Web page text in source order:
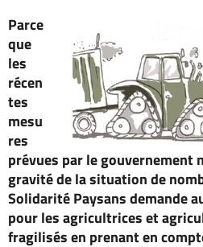
Parce
que
les
récen
tes
mesu
res
prévues par le gouvernement
gravité de la situation de
Solidarité Paysans demande
pour les agricultrices et
fragilisés en prenant en